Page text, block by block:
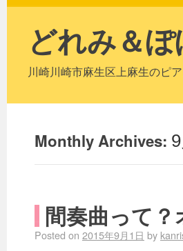
どれみ＆
川崎川崎市麻生区上麻生のピ
Monthly Archives:
間奏曲って
Posted on 2015年9月1日 by